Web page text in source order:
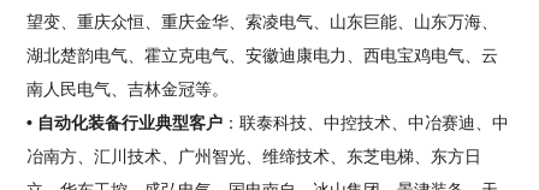
望变、重庆众恒、重庆金华、索凌电气、山东巨能、山东万海、
湖北楚韵电气、霍立克电气、安徽迪康电力、西电宝鸡电气、云
南人民电气、吉林金冠等。
• 自动化装备行业典型客户 ：联泰科技、中控技术、中冶赛迪、中
冶南方、汇川技术、广州智光、维缔技术、东芝电梯、东方日